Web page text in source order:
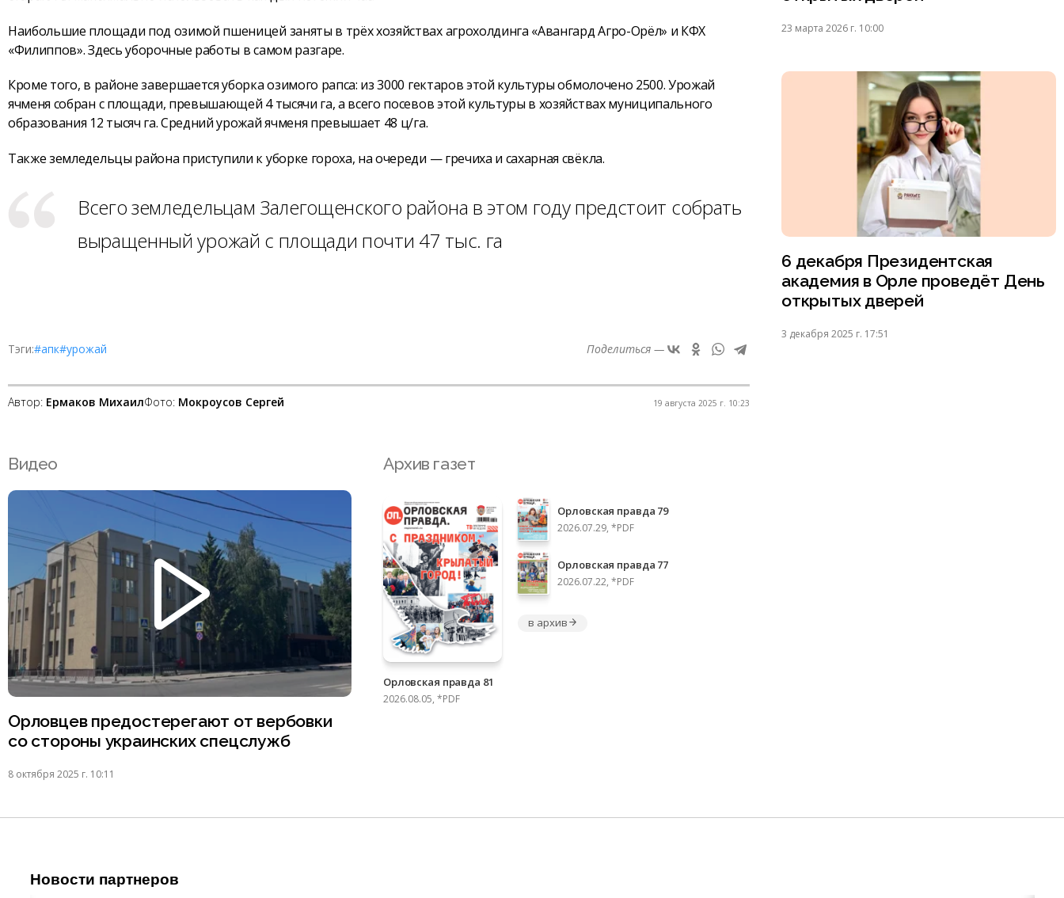
Наибольшие площади под озимой пшеницей заняты в трёх хозяйствах агрохолдинга «Авангард Агро-Орёл» и КФХ
«Филиппов». Здесь уборочные работы в самом разгаре.
Кроме того, в районе завершается уборка озимого рапса: из 3000 гектаров этой культуры обмолочено 2500. Урожай
ячменя собран с площади, превышающей 4 тысячи га, а всего посевов этой культуры в хозяйствах муниципального
образования 12 тысяч га. Средний урожай ячменя превышает 48 ц/га.
Также земледельцы района приступили к уборке гороха, на очереди — гречиха и сахарная свёкла.
Всего земледельцам Залегощенского района в этом году предстоит собрать
выращенный урожай с площади почти 47 тыс. га
Тэги:#апк#урожай Поделиться —
Автор: Ермаков МихаилФото: Мокроусов Сергей 19 августа 2025 г. 10:23
23 марта 2026 г. 10:00
6 декабря Президентская
академия в Орле проведёт День
открытых дверей
3 декабря 2025 г. 17:51
Видео
Орловцев предостерегают от вербовки
со стороны украинских спецслужб
8 октября 2025 г. 10:11
Архив газет
Орловская правда 81
2026.08.05, *PDF
Орловская правда 79
2026.07.29, *PDF
Орловская правда 77
2026.07.22, *PDF
в архив
Новости партнеров